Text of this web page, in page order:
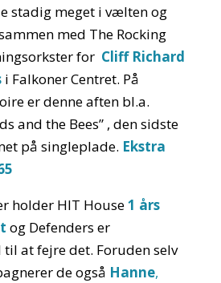
stadig meget i vælten og
med The Rocking
for Cliff Richard
i Falkoner Centret. På
er denne aften bl.a.
and the Bees” , den sidste
på singleplade. Ekstra
holder HIT House1 års
og Defenders er
at fejre det. Foruden selv
de også Hanne,